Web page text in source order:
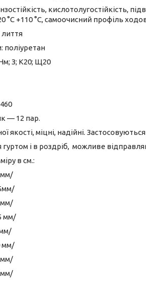
кислотолугостійкість,
°C +110 °C, самоочисний профіль
поліуретан
З; К20; Щ20
— 12 пар.
якості, міцні, надійні.
і в роздріб, можливе
в см.:
мм/
мм/
мм/